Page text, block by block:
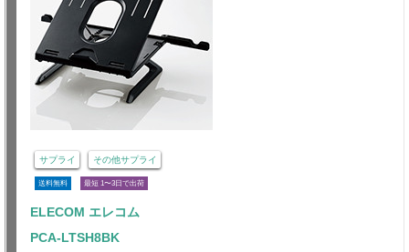
サプライ その他サプライ
送料無料 最短 1〜3日で出荷
ELECOM エレコム
PCA-LTSH8BK